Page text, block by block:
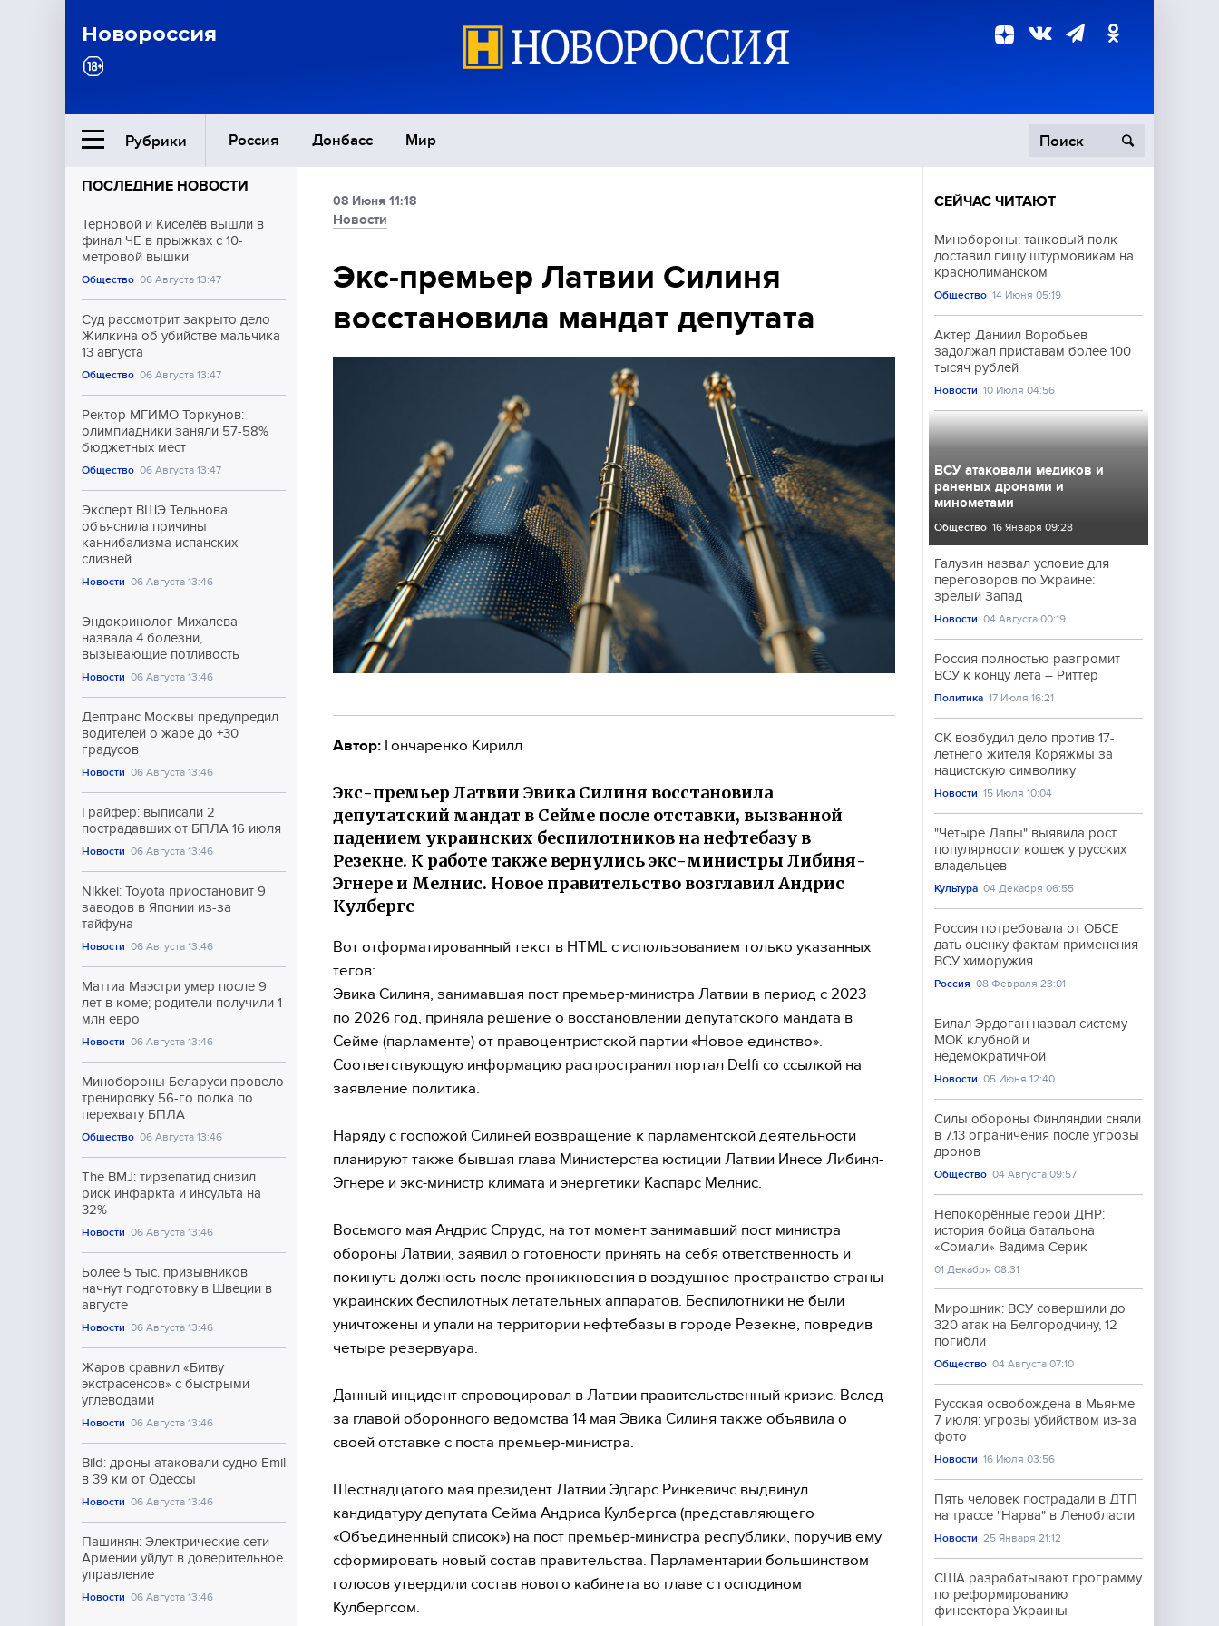
Новороссия
Рубрики Россия Донбасс Мир
Ближний Восток
Общество
Экономика
Происшествия
Культура
Спорт
ПОСЛЕДНИЕ НОВОСТИ
Терновой и Киселёв вышли в
финал ЧЕ в прыжках с 10-
метровой вышки
Общество 06 Августа 13:47
Суд рассмотрит закрыто дело
Жилкина об убийстве мальчика
13 августа
Общество 06 Августа 13:47
Ректор МГИМО Торкунов:
олимпиадники заняли 57-58%
бюджетных мест
Общество 06 Августа 13:47
Эксперт ВШЭ Тельнова
объяснила причины
каннибализма испанских
слизней
Новости 06 Августа 13:46
Эндокринолог Михалева
назвала 4 болезни,
вызывающие потливость
Новости 06 Августа 13:46
Дептранс Москвы предупредил
водителей о жаре до +30
градусов
Новости 06 Августа 13:46
Грайфер: выписали 2
пострадавших от БПЛА 16 июля
Новости 06 Августа 13:46
Nikkei: Toyota приостановит 9
заводов в Японии из-за
тайфуна
Новости 06 Августа 13:46
Маттиа Маэстри умер после 9
лет в коме; родители получили 1
млн евро
Новости 06 Августа 13:46
Минобороны Беларуси провело
тренировку 56-го полка по
перехвату БПЛА
Общество 06 Августа 13:46
The BMJ: тирзепатид снизил
риск инфаркта и инсульта на
32%
Новости 06 Августа 13:46
Более 5 тыс. призывников
начнут подготовку в Швеции в
августе
Новости 06 Августа 13:46
Жаров сравнил «Битву
экстрасенсов» с быстрыми
углеводами
Новости 06 Августа 13:46
Bild: дроны атаковали судно Emil
в 39 км от Одессы
Новости 06 Августа 13:46
Пашинян: Электрические сети
Армении уйдут в доверительное
управление
Новости 06 Августа 13:46
08 Июня 11:18
Новости
Экс-премьер Латвии Силиня
восстановила мандат депутата
Автор: Гончаренко Кирилл
Экс-премьер Латвии Эвика Силиня восстановила
депутатский мандат в Сейме после отставки, вызванной
падением украинских беспилотников на нефтебазу в
Резекне. К работе также вернулись экс-министры Либиня-
Эгнере и Мелнис. Новое правительство возглавил Андрис
Кулбергс
Вот отформатированный текст в HTML с использованием только указанных
тегов:
Эвика Силиня, занимавшая пост премьер-министра Латвии в период с 2023
по 2026 год, приняла решение о восстановлении депутатского мандата в
Сейме (парламенте) от правоцентристской партии «Новое единство».
Соответствующую информацию распространил портал Delfi со ссылкой на
заявление политика.
Наряду с госпожой Силиней возвращение к парламентской деятельности
планируют также бывшая глава Министерства юстиции Латвии Инесе Либиня-
Эгнере и экс-министр климата и энергетики Каспарс Мелнис.
Восьмого мая Андрис Спрудс, на тот момент занимавший пост министра
обороны Латвии, заявил о готовности принять на себя ответственность и
покинуть должность после проникновения в воздушное пространство страны
украинских беспилотных летательных аппаратов. Беспилотники не были
уничтожены и упали на территории нефтебазы в городе Резекне, повредив
четыре резервуара.
Данный инцидент спровоцировал в Латвии правительственный кризис. Вслед
за главой оборонного ведомства 14 мая Эвика Силиня также объявила о
своей отставке с поста премьер-министра.
Шестнадцатого мая президент Латвии Эдгарc Ринкевичс выдвинул
кандидатуру депутата Сейма Андриса Кулбергса (представляющего
«Объединённый список») на пост премьер-министра республики, поручив ему
сформировать новый состав правительства. Парламентарии большинством
голосов утвердили состав нового кабинета во главе с господином
Кулбергсом.
СЕЙЧАС ЧИТАЮТ
Минобороны: танковый полк
доставил пищу штурмовикам на
краснолиманском
Общество 14 Июня 05:19
Актер Даниил Воробьев
задолжал приставам более 100
тысяч рублей
Новости 10 Июля 04:56
ВСУ атаковали медиков и
раненых дронами и
минометами
Общество 16 Января 09:28
Галузин назвал условие для
переговоров по Украине:
зрелый Запад
Новости 04 Августа 00:19
Россия полностью разгромит
ВСУ к концу лета – Риттер
Политика 17 Июля 16:21
СК возбудил дело против 17-
летнего жителя Коряжмы за
нацистскую символику
Новости 15 Июля 10:04
"Четыре Лапы" выявила рост
популярности кошек у русских
владельцев
Культура 04 Декабря 06:55
Россия потребовала от ОБСЕ
дать оценку фактам применения
ВСУ химоружия
Россия 08 Февраля 23:01
Билал Эрдоган назвал систему
МОК клубной и
недемократичной
Новости 05 Июня 12:40
Силы обороны Финляндии сняли
в 7.13 ограничения после угрозы
дронов
Общество 04 Августа 09:57
Непокорённые герои ДНР:
история бойца батальона
«Сомали» Вадима Серик
01 Декабря 08:31
Мирошник: ВСУ совершили до
320 атак на Белгородчину, 12
погибли
Общество 04 Августа 07:10
Русская освобождена в Мьянме
7 июля: угрозы убийством из-за
фото
Новости 16 Июля 03:56
Пять человек пострадали в ДТП
на трассе "Нарва" в Ленобласти
Новости 25 Января 21:12
США разрабатывают программу
по реформированию
финсектора Украины